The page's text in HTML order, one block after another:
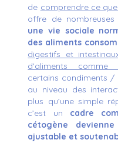
de comprendre ce
offre de
une vie sociale
des aliments
digestifs et
d'aliments comme
certains condiments /
au niveau des
plus qu’une simple
c’est un cadre
cétogène
ajustable et